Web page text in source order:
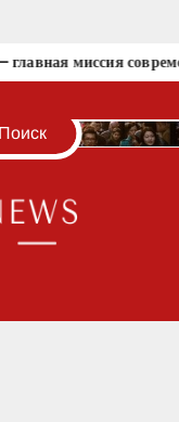
миссия